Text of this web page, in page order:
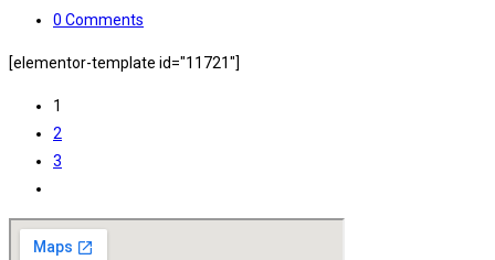
category:
Post
0 Comments
[elementor-template id="11721"]
1
2
3
to
the